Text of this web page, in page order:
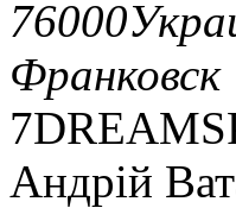
76000
Франковск
Андрій